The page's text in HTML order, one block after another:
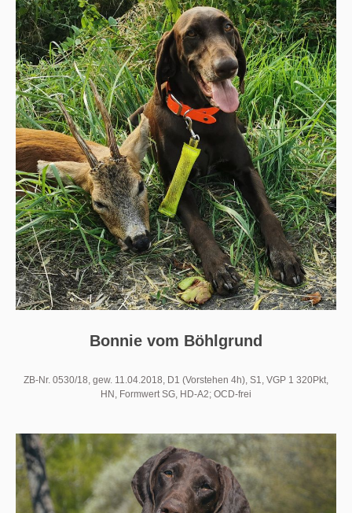
Bonnie vom Böhlgrund
ZB-Nr. 0530/18, gew. 11.04.2018, D1 (Vorstehen 4h), S1, VGP 1 320Pkt,
HN, Formwert SG, HD-A2; OCD-frei